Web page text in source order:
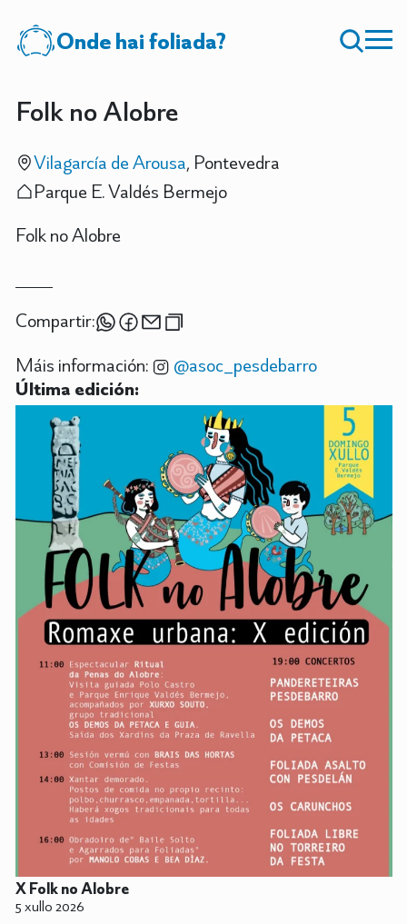
Onde hai foliada?
Folk no Alobre
Vilagarcía de Arousa, Pontevedra
Parque E. Valdés Bermejo
Folk no Alobre
Compartir:
Máis información:
@asoc_pesdebarro
Última edición:
X Folk no Alobre
5 xullo 2026